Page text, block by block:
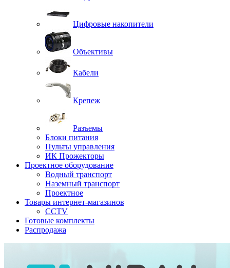
Цифровые накопители
Объективы
Кабели
Крепеж
Разъемы
Блоки питания
Пульты управления
ИК Прожекторы
Проектное оборудование
Водный транспорт
Наземный транспорт
Проектное
Товары интернет-магазинов
CCTV
Готовые комплекты
Распродажа